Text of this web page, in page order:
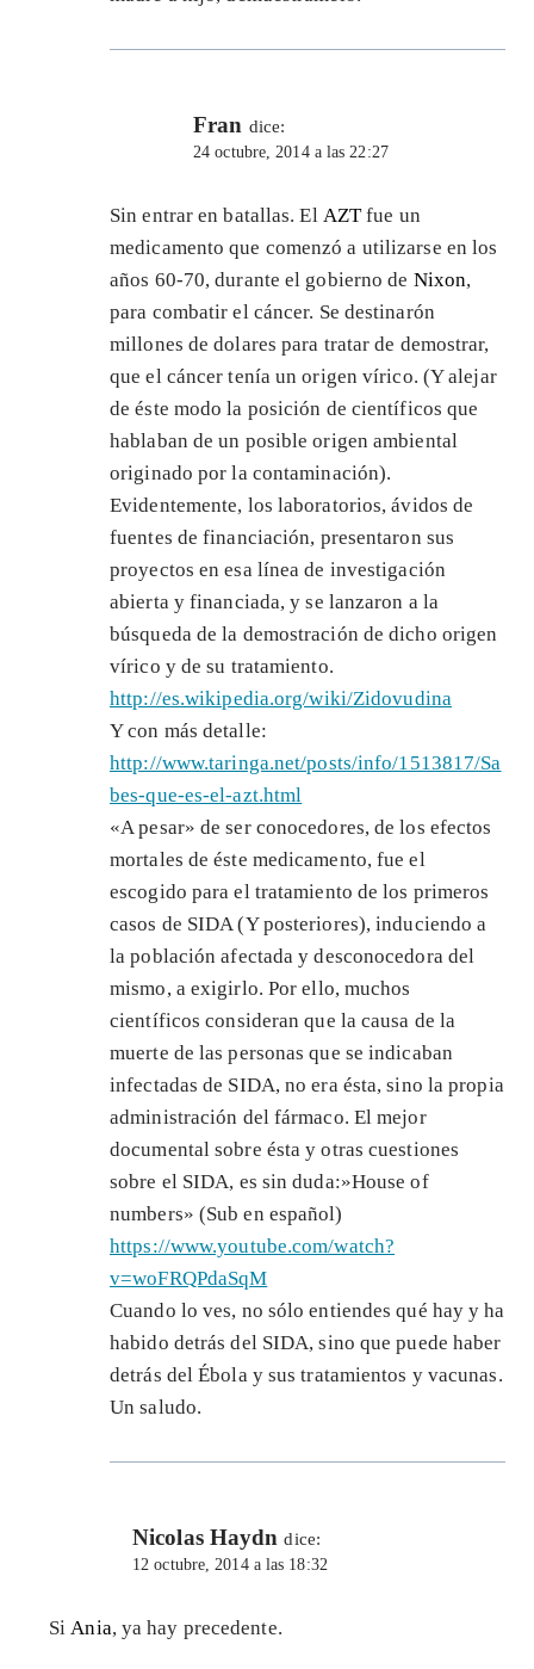
Fran dice:
24 octubre, 2014 a las 22:27
Sin entrar en batallas. El AZTfue un
medicamento que comenzó a utilizarse en los
años 60-70, durante el gobierno de Nixon,
para combatir el cáncer. Se destinarón
millones de dolares para tratar de demostrar,
que el cáncer tenía un origen vírico. (Y alejar
de éste modo la posición de científicos que
hablaban de un posible origen ambiental
originado por la contaminación).
Evidentemente, los laboratorios, ávidos de
fuentes de financiación, presentaron sus
proyectos en esa línea de investigación
abierta y financiada, y se lanzaron a la
búsqueda de la demostración de dicho origen
vírico y de su tratamiento.
http://es.wikipedia.org/wiki/Zidovudina
Y con más detalle:
http://www.taringa.net/posts/info/1513817/Sa
bes-que-es-el-azt.html
«A pesar» de ser conocedores, de los efectos
mortales de éste medicamento, fue el
escogido para el tratamiento de los primeros
casos de SIDA (Y posteriores), induciendo a
la población afectada y desconocedora del
mismo, a exigirlo. Por ello, muchos
científicos consideran que la causa de la
muerte de las personas que se indicaban
infectadas de SIDA, no era ésta, sino la propia
administración del fármaco. El mejor
documental sobre ésta y otras cuestiones
sobre el SIDA, es sin duda:»House of
numbers» (Sub en español)
https://www.youtube.com/watch?
v=woFRQPdaSqM
Cuando lo ves, no sólo entiendes qué hay y ha
habido detrás del SIDA, sino que puede haber
detrás del Ébola y sus tratamientos y vacunas.
Un saludo.
Nicolas Haydn dice:
12 octubre, 2014 a las 18:32
Si Ania, ya hay precedente.